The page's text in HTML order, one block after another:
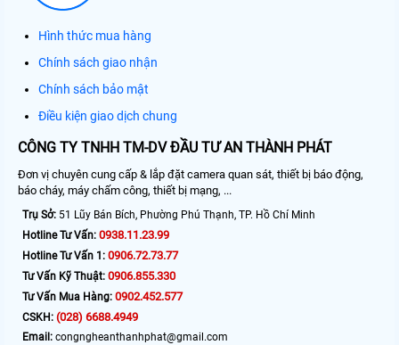
Hình thức mua hàng
Chính sách giao nhận
Chính sách bảo mật
Điều kiện giao dịch chung
CÔNG TY TNHH TM-DV ĐẦU TƯ AN THÀNH PHÁT
Đơn vị chuyên cung cấp & lắp đặt camera quan sát, thiết bị báo động,
báo cháy, máy chấm công, thiết bị mạng, ...
Trụ Sở: 51 Lũy Bán Bích, Phường Phú Thạnh, TP. Hồ Chí Minh
Hotline Tư Vấn: 0938.11.23.99
Hotline Tư Vấn 1: 0906.72.73.77
Tư Vấn Kỹ Thuật: 0906.855.330
Tư Vấn Mua Hàng: 0902.452.577
CSKH: (028) 6688.4949
Email: congngheanthanhphat@gmail.com